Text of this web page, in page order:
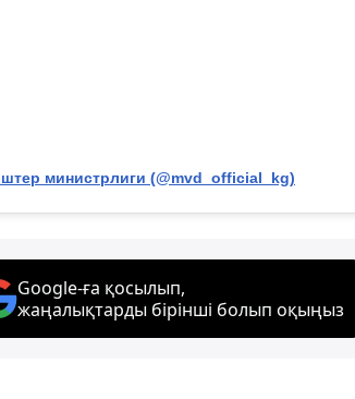
министрлиги (@mvd_official_kg)
Google-ға қосылып,
жаңалықтарды бірінші болып оқыңыз